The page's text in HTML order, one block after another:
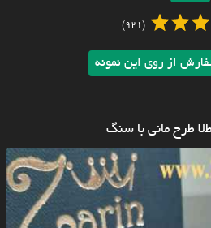
(921)
از روی این نمونه
طرح مانی با سنگ